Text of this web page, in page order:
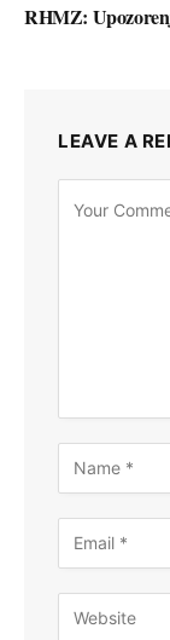
RHMZ:
LEAVE A